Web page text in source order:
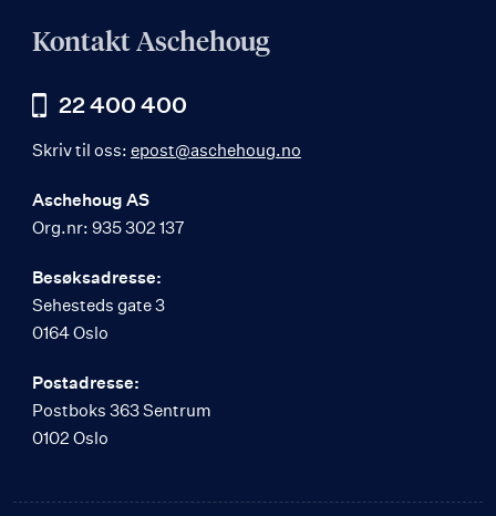
Kontakt Aschehoug
22 400 400
Skriv til oss: epost@aschehoug.no
Aschehoug AS
Org.nr: 935 302 137
Besøksadresse:
Sehesteds gate 3
0164 Oslo
Postadresse:
Postboks 363 Sentrum
0102 Oslo